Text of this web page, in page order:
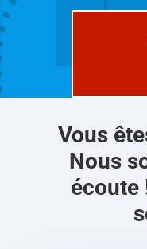
Vous
Nous
écoute